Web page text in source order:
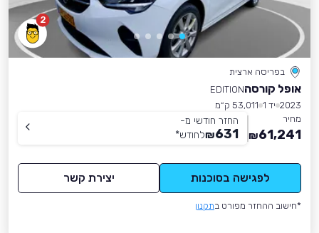
2
בפריסה ארצית
אופל קורסהEDITION
2023 יד 1
53,011 ק״מ
מחיר
61,241
₪
החזר חודשי מ-
631
₪לחודש*
לפגישה בסוכנות יצירת קשר
*חישוב ההחזר מפורט בתקנון